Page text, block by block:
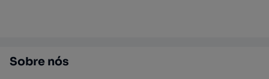
Sobre nós